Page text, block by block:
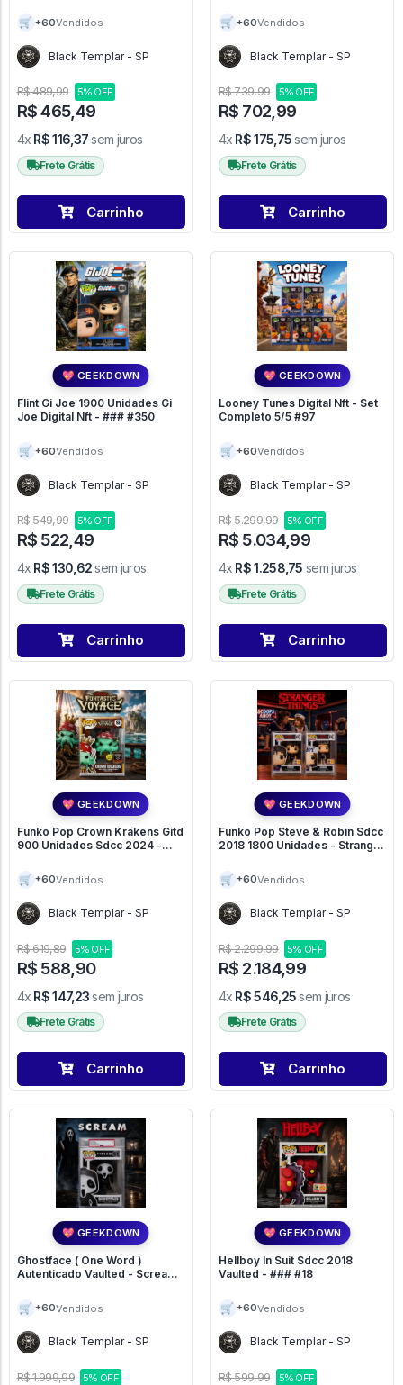
Largura, 31 Comprimento) -
Batman
🛒 +60Vendidos
Black Templar - SP
R$ 489,99 5% OFF
R$ 465,49
4x R$ 116,37sem juros
Frete Grátis
Carrinho
🛒 +60Vendidos
Black Templar - SP
R$ 739,99 5% OFF
R$ 702,99
4x R$ 175,75sem juros
Frete Grátis
Carrinho
💖 GEEKDOWN
Flint Gi Joe 1900 Unidades Gi
Joe Digital Nft - ### #350
🛒 +60Vendidos
Black Templar - SP
R$ 549,99 5% OFF
R$ 522,49
4x R$ 130,62sem juros
Frete Grátis
Carrinho
💖 GEEKDOWN
Looney Tunes Digital Nft - Set
Completo 5/5 #97
🛒 +60Vendidos
Black Templar - SP
R$ 5.299,99 5% OFF
R$ 5.034,99
4x R$ 1.258,75 sem juros
Frete Grátis
Carrinho
💖 GEEKDOWN
Funko Pop Crown Krakens Gitd
900 Unidades Sdcc 2024 -
🛒 +60Vendidos
Black Templar - SP
R$ 619,89 5% OFF
R$ 588,90
4x R$ 147,23sem juros
Frete Grátis
Carrinho
💖 GEEKDOWN
Funko Pop Steve & Robin Sdcc
2018 1800 Unidades - Stranger
🛒 +60Vendidos
Black Templar - SP
R$ 2.299,99 5% OFF
R$ 2.184,99
4x R$ 546,25sem juros
Frete Grátis
Carrinho
💖 GEEKDOWN
Ghostface ( One Word )
Autenticado Vaulted - Scream -
🛒 +60Vendidos
Black Templar - SP
R$ 1.999,99 5% OFF
💖 GEEKDOWN
Hellboy In Suit Sdcc 2018
Vaulted - ### #18
🛒 +60Vendidos
Black Templar - SP
R$ 599,99 5% OFF